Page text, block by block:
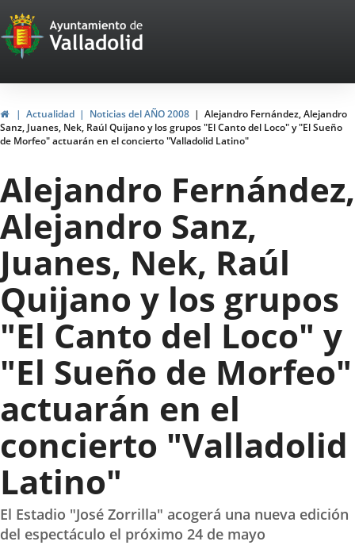
Portal
Web
del
Ayuntamiento
de
Valladolid
HomeActualidad Noticias del AÑO 2008
Alejandro Fernández, Alejandro
Sanz, Juanes, Nek, Raúl Quijano y los grupos "El Canto del Loco" y "El Sueño
de Morfeo" actuarán en el concierto "Valladolid Latino"
Alejandro Fernández,
Alejandro Sanz,
Juanes, Nek, Raúl
Quijano y los grupos
"El Canto del Loco" y
"El Sueño de Morfeo"
actuarán en el
concierto "Valladolid
Latino"
El Estadio "José Zorrilla" acogerá una nueva edición
del espectáculo el próximo 24 de mayo